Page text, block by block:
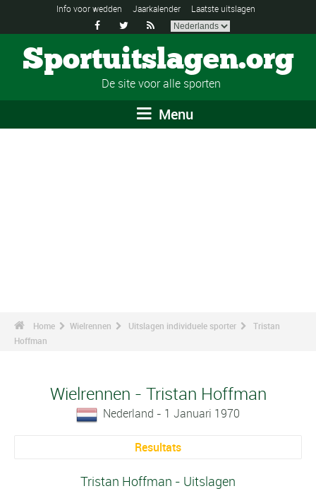
Info voor wedden Jaarkalender Laatste uitslagen
  
Sportuitslagen.org
De site voor alle sporten
Menu
Home Wielrennen Uitslagen individuele sporter
Tristan
Hoffman
Wielrennen - Tristan Hoffman
Nederland - 1 Januari 1970
Resultats
Tristan Hoffman - Uitslagen